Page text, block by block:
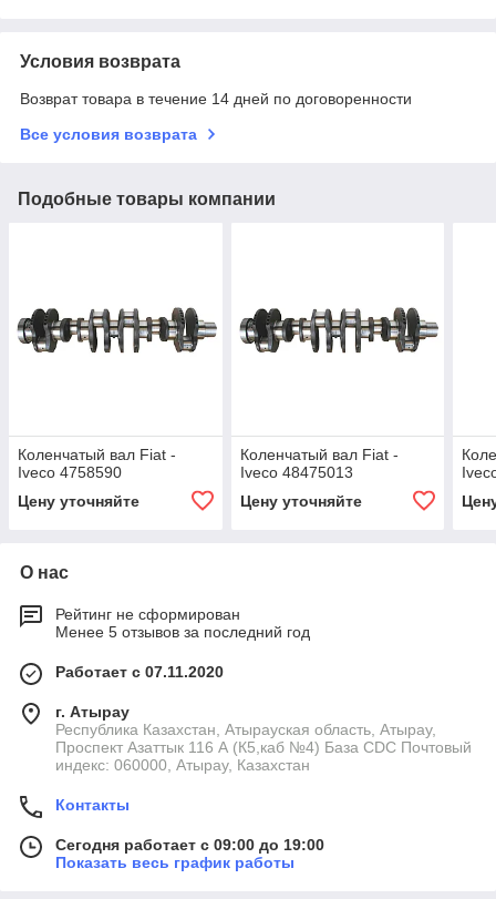
Условия возврата
Возврат товара в течение 14 дней по договоренности
Все условия возврата
Подобные товары компании
Коленчатый вал Fiat -
Iveco 4758590
Цену уточняйте
Коленчатый вал Fiat -
Iveco 48475013
Цену уточняйте
О нас
Рейтинг не сформирован
Менее 5 отзывов за последний год
Работает с 07.11.2020
г. Атырау
Республика Казахстан, Атырауская область, Атырау,
Проспект Азаттык 116 А (К5,каб №4) База CDC Почтовый
индекс: 060000, Атырау, Казахстан
Контакты
Сегодня работает с 09:00 до 19:00
Показать весь график работы